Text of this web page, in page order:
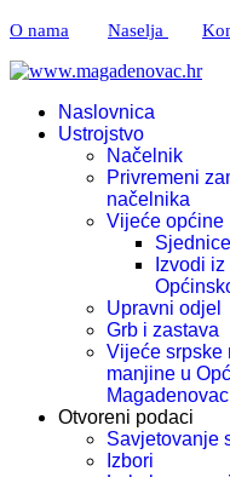
O nama Naselja
Naslovnica
Ustrojstvo
Načelnik
Privremeni
načelnika
Vijeće općine
Izvodi
Upravni odjel
Grb i zastava
Vijeće srpske
manjine u
Magadenovac
Otvoreni podaci
Savjetovanje
Izbori